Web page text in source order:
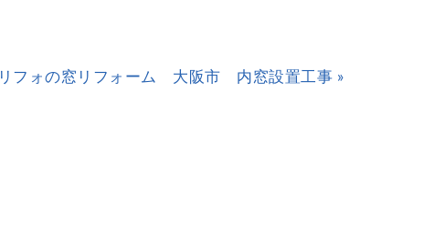
リフォの窓リフォーム 大阪市 内窓設置工事 »